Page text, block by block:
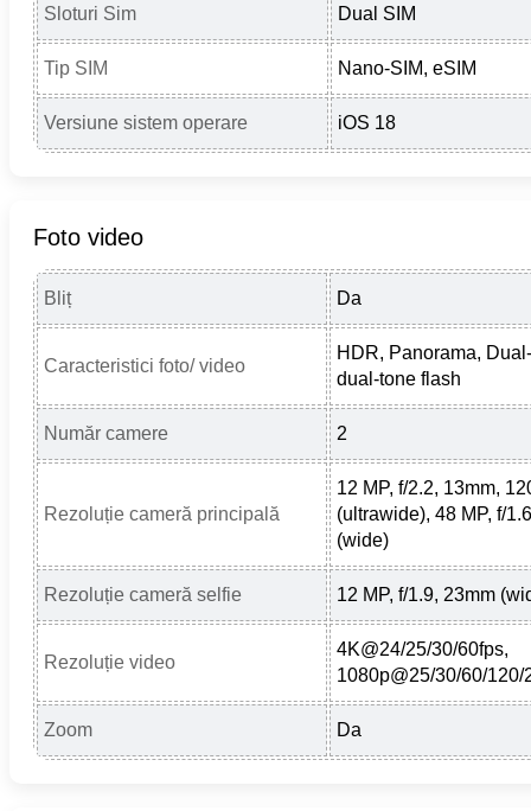
Sloturi Sim Dual SIM
Tip SIM Nano-SIM, eSIM
Versiune sistem operare iOS 18
Foto video
Bliț Da
Caracteristici foto/ video
HDR, Panorama,
dual-tone flash
Număr camere 2
Rezoluție cameră principală
12 MP, f/2.2, 13mm,
(ultrawide), 48 MP, f/
(wide)
Rezoluție cameră selfie 12 MP, f/1.9, 23mm
Rezoluție video
4K@24/25/30/60fps,
1080p@25/30/60/120/
Zoom Da